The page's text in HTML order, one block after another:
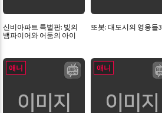
신비아파트 특별판: 빛의
뱀파이어와 어둠의 아이
또봇: 대도시의 영웅들3
애니 애니